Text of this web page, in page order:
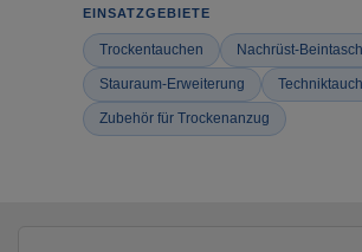
EINSATZGEBIETE
Trockentauchen Nachrüst-
Stauraum-Erweiterung
Zubehör für Trockenanzug